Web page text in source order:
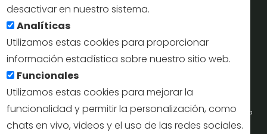
desactivar en nuestro sistema.
Analíticas
Utilizamos estas cookies para proporcionar
información estadística sobre nuestro sitio web.
Funcionales
Utilizamos estas cookies para mejorar la
funcionalidad y permitir la personalización, como
chats en vivo, videos y el uso de las redes sociales.
info@turismodesegovia.com
Aviso legal |
Portal de la Concejalía de Turismo (Ayuntamiento de Segovia) y la Empresa
Municipal de Turismo de Segovia © 2022